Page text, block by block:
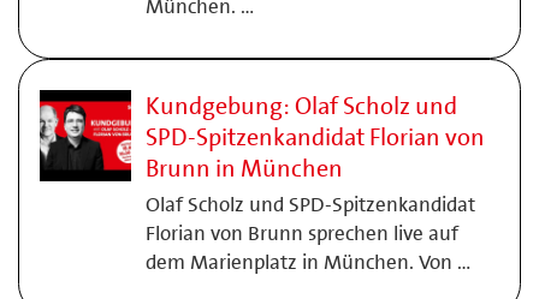
München. …
Kundgebung: Olaf Scholz und
SPD-Spitzenkandidat Florian von
Brunn in München
Olaf Scholz und SPD-Spitzenkandidat
Florian von Brunn sprechen live auf
dem Marienplatz in München. Von …